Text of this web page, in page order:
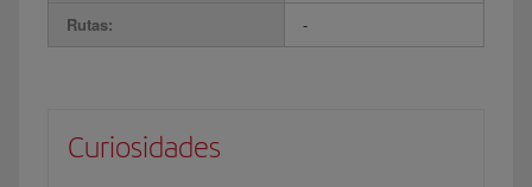
Rutas:
-
Curiosidades